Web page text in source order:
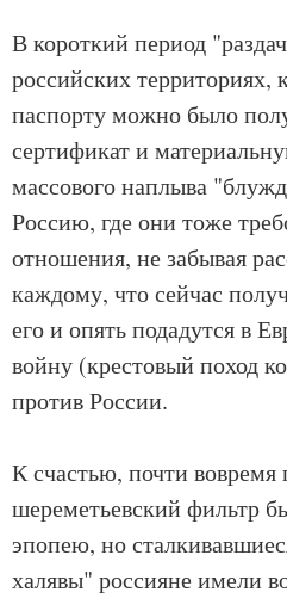
В короткий период
российских территориях,
паспорту можно было
сертификат и
массового наплыва
Россию, где они тоже
отношения, не забывая
каждому, что сейчас
его и опять подадутся в
войну (крестовый поход
против России.
К счастью, почти
шереметьевский фильтр
эпопею, но
халявы" россияне имели